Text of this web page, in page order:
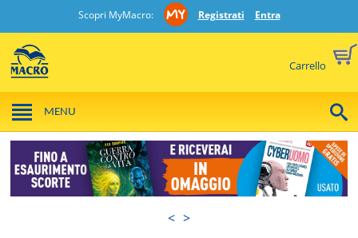
Scopri MyMacro: Registrati Entra
Carrello
MENU
< >